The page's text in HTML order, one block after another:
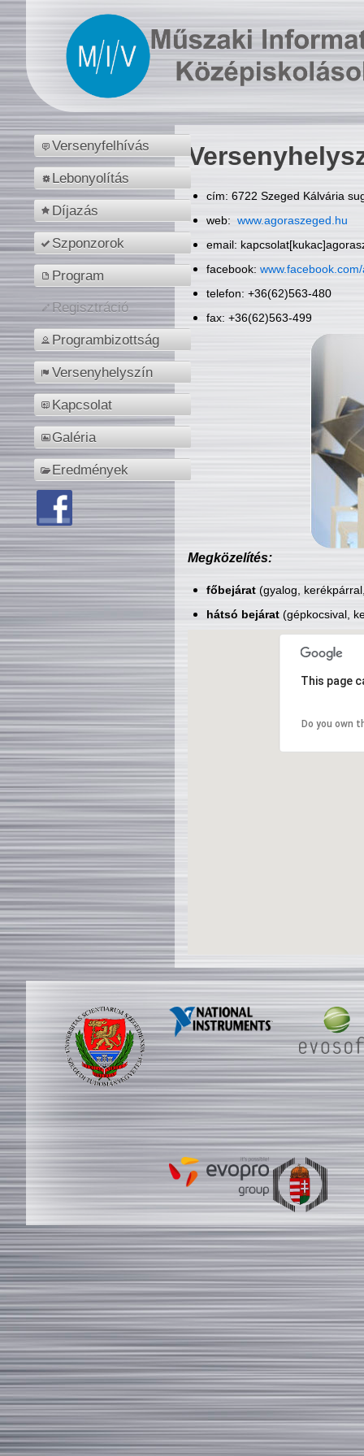
Versenyfelhívás
Lebonyolítás
Díjazás
Szponzorok
Program
Regisztráció
Programbizottság
Versenyhelyszín
Kapcsolat
Galéria
Eredmények
cím: 6722 Szeged Kálvária
web: www.agoraszeged.hu
email:
facebook:
telefon: +36(62)563-480
fax: +36(62)563-499
Megközelítés:
főbejárat(gyalog,
hátsó bejárat(gépkocsival,
This page
Do you own